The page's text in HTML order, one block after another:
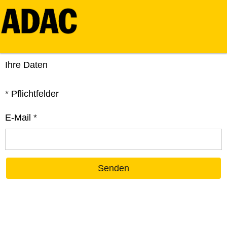
Ihre Daten
* Pflichtfelder
E-Mail *
Senden